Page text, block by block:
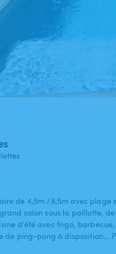
de 4​,​5m ​/​8​,​5m avec plage
salon sous la paillotte​,​
d'été avec frigo​,​
de ping-pong à disposition...